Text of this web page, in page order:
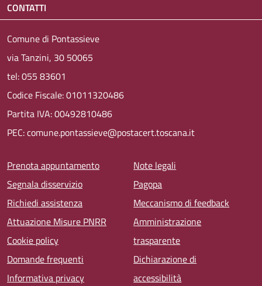
CONTATTI
Comune di Pontassieve
via Tanzini, 30 50065
tel: 055 83601
Codice Fiscale: 01011320486
Partita IVA: 00492810486
PEC: comune.pontassieve@postacert.toscana.it
Menu piè di pagina
Prenota appuntamento
Segnala disservizio
Richiedi assistenza
Attuazione Misure PNRR
Cookie policy
Domande frequenti
Informativa privacy
Note legali
Pagopa
Meccanismo di feedback
Amministrazione
trasparente
Dichiarazione di
accessibilità